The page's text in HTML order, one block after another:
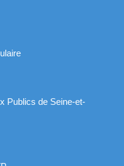
Publics de Seine-et-